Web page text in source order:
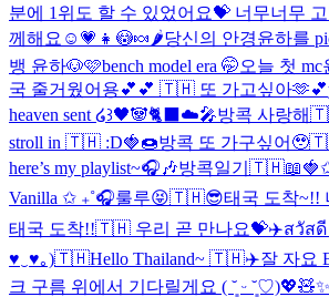
분에 1위도 할 수 있었어요💝 너무너무
께해요☺️💗 👧😳🍬🌶️당신의 안경윤하를
뱅 윤하🐶🩷bench model era 🤭오늘 첫
국 줄거웠어용💕💕 🇹🇭 또 가고싶아🫶💕
heaven sent ໒꒱🖤🐼🐈‍⬛☁️🎤방콕 사랑
stroll in 🇹🇭 :D🍓🍩방콕 또 가구싶어
here’s my playlist~🎧🎶방콕일기🇹🇭📖
Vanilla ✩ ₊˚🎧룰루😝🇹🇭😎태국 도착~!!
태국 도착!!🇹🇭 우리 곧 만나요💝✈️สวัสดี
♥‿♥｡)🇹🇭Hello Thailand~ 🇹🇭✈️잘 자요
크 구름 위에서 기다릴게요 ( ˘͈ ᵕ ˘͈♡)💖🧸✨